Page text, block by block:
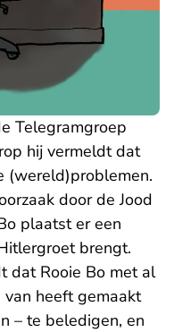
Telegramgroep
hij vermeldt dat
(wereld)problemen.
door de Jood
plaatst er een
brengt.
dat Rooie Bo met al
heeft gemaakt
– te beledigen, en